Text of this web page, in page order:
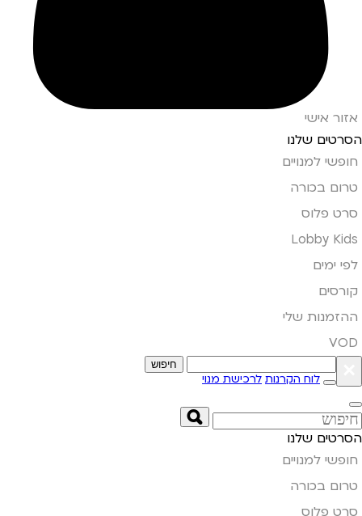
אזור אישי
הסרטים שלנו
חופשי למנויים
טרום בכורה
סרט פלוס
Lobby Kids
לפי ימים
קורסים
ההזמנות שלי
VOD
חיפוש
לוח הקרנות לרכישת מנוי
הסרטים שלנו
חופשי למנויים
טרום בכורה
סרט פלוס